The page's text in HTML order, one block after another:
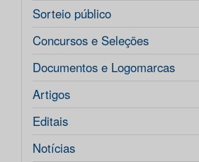
Sorteio público
Concursos e Seleções
Documentos e Logomarcas
Artigos
Editais
Notícias